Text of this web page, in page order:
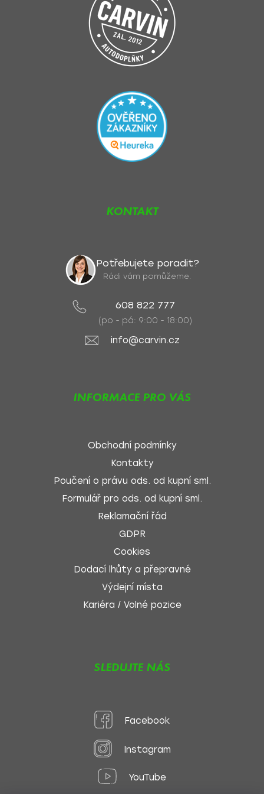
KONTAKT
Potřebujete poradit?
Rádi vám pomůžeme.
608 822 777
(po - pá: 9:00 - 18:00)
info@carvin.cz
INFORMACE PRO VÁS
Obchodní podmínky
Kontakty
Poučení o právu ods. od kupní sml.
Formulář pro ods. od kupní sml.
Reklamační řád
GDPR
Cookies
Dodací lhůty a přepravné
Výdejní místa
Kariéra / Volné pozice
SLEDUJTE NÁS
Facebook
Instagram
YouTube